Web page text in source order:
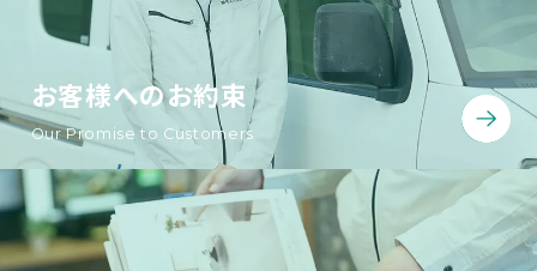
お客様へのお約束
Our Promise to Customers